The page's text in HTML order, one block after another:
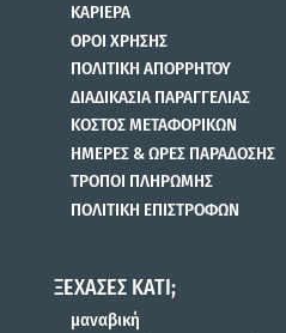
ΚΑΡΙΕΡΑ
ΟΡΟΙ ΧΡΗΣΗΣ
ΠΟΛΙΤΙΚΗ ΑΠΟΡΡΗΤΟΥ
ΔΙΑΔΙΚΑΣΙΑ ΠΑΡΑΓΓΕΛΙΑΣ
ΚΟΣΤΟΣ ΜΕΤΑΦΟΡΙΚΩΝ
ΗΜΕΡΕΣ & ΩΡΕΣ ΠΑΡΑΔΟΣΗΣ
ΤΡΟΠΟΙ ΠΛΗΡΩΜΗΣ
ΠΟΛΙΤΙΚΗ ΕΠΙΣΤΡΟΦΩΝ
ΞΕΧΑΣΕΣ ΚΑΤΙ;
μαναβική